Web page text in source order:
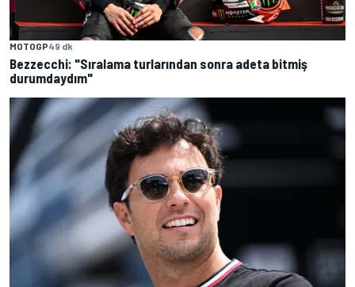
MOTOGP49 dk
Bezzecchi: "Sıralama turlarından sonra adeta bitmiş
durumdaydım"